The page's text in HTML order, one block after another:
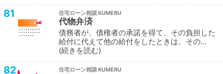
81 住宅ローン相談
代物弁済
債務者が、債権者の承諾を得て、その負担した
給付に代えて他の給付をしたときは、その…
続きを読む
82
住宅ローン相談